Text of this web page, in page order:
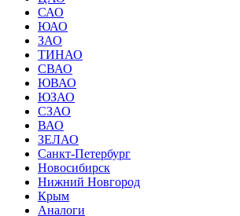
САО
ЮАО
ЗАО
ТИНАО
СВАО
ЮВАО
ЮЗАО
СЗАО
ВАО
ЗЕЛАО
Санкт-Петербург
Новосибирск
Нижний Новгород
Крым
Аналоги